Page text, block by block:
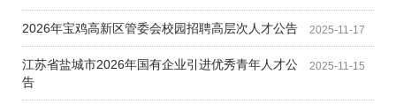
2025-11-17
2026年宝鸡高新区管委会校园招聘高层次人才公告
2025-11-15
江苏省盐城市2026年国有企业引进优秀青年人才公
告